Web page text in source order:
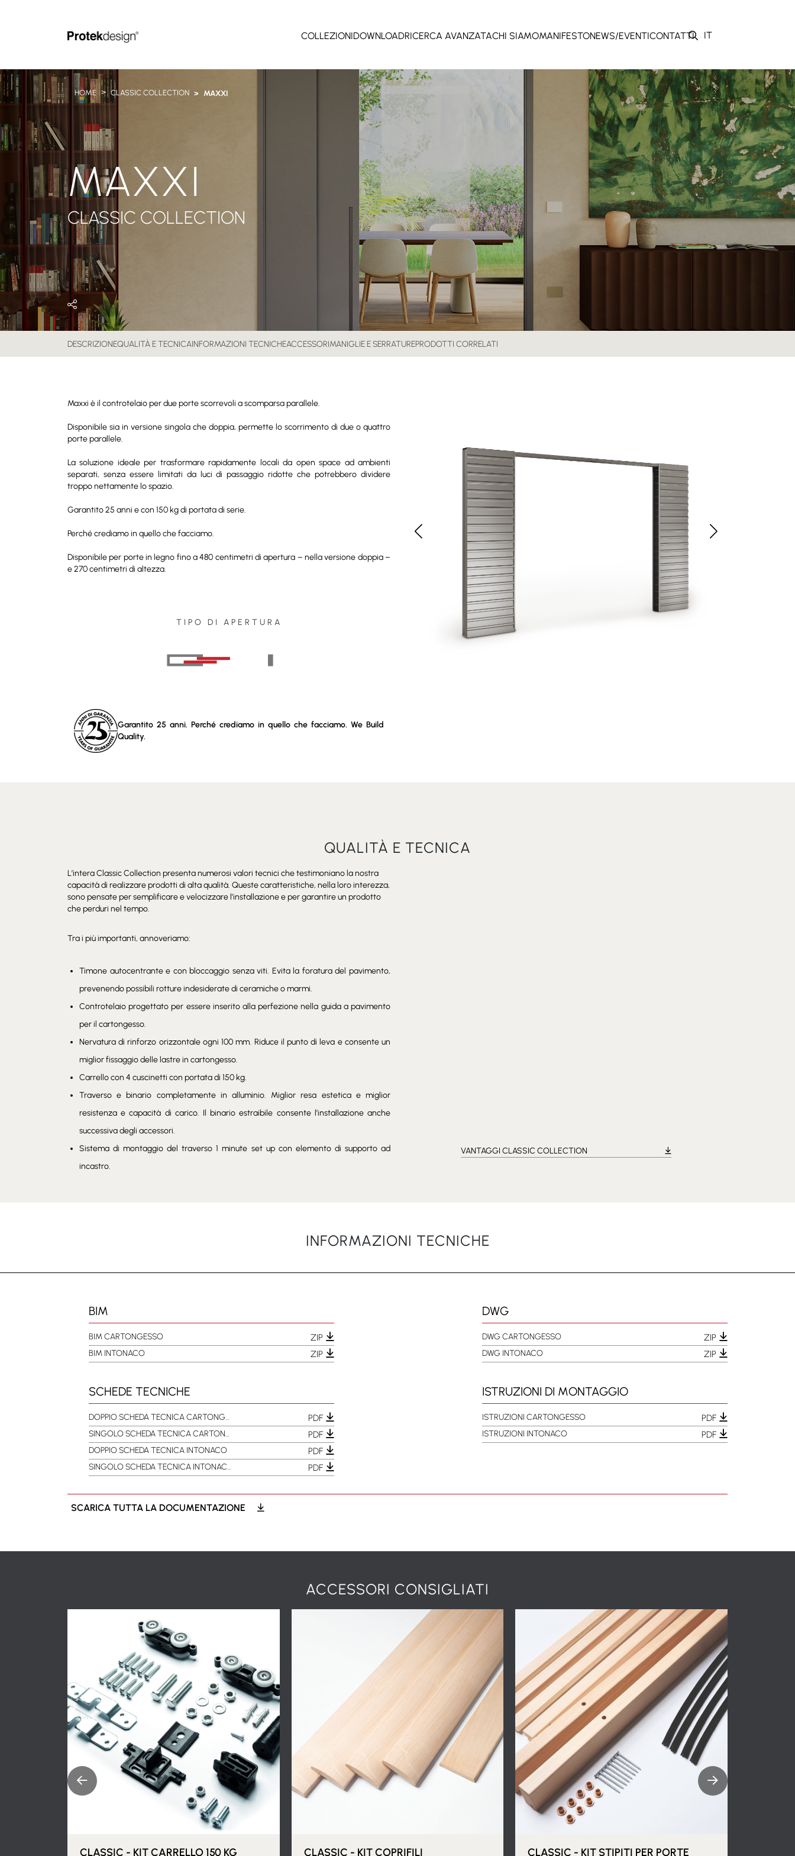
COLLEZIONIDOWNLOADRICERCA AVANZATACHI SIAMOMANIFESTONEWS/EVENTICONTATTI IT
HOME CLASSIC COLLECTION MAXXI
MAXXI
CLASSIC COLLECTION
DESCRIZIONEQUALITÀ E TECNICAINFORMAZIONI TECNICHEACCESSORIMANIGLIE E SERRATUREPRODOTTI CORRELATI
Maxxi è il controtelaio per due porte scorrevoli a scomparsa parallele.
Disponibile sia in versione singola che doppia, permette lo scorrimento di due o quattro
porte parallele.
La soluzione ideale per trasformare rapidamente locali da open space ad ambienti
separati, senza essere limitati da luci di passaggio ridotte che potrebbero dividere
troppo nettamente lo spazio.
Garantito 25 anni e con 150 kg di portata di serie.
Perché crediamo in quello che facciamo.
Disponibile per porte in legno fino a 480 centimetri di apertura – nella versione doppia –
e 270 centimetri di altezza.
TIPO DI APERTURA
Garantito 25 anni. Perché crediamo in quello che facciamo. We Build
Quality.
QUALITÀ E TECNICA
L’intera Classic Collection presenta numerosi valori tecnici che testimoniano la nostra
capacità di realizzare prodotti di alta qualità. Queste caratteristiche, nella loro interezza,
sono pensate per semplificare e velocizzare l’installazione e per garantire un prodotto
che perduri nel tempo.
Tra i più importanti, annoveriamo:
Timone autocentrante e con bloccaggio senza viti. Evita la foratura del pavimento,
prevenendo possibili rotture indesiderate di ceramiche o marmi.
Controtelaio progettato per essere inserito alla perfezione nella guida a pavimento
per il cartongesso.
Nervatura di rinforzo orizzontale ogni 100 mm. Riduce il punto di leva e consente un
miglior fissaggio delle lastre in cartongesso.
Carrello con 4 cuscinetti con portata di 150 kg.
Traverso e binario completamente in alluminio. Miglior resa estetica e miglior
resistenza e capacità di carico. Il binario estraibile consente l’installazione anche
successiva degli accessori.
Sistema di montaggio del traverso 1 minute set up con elemento di supporto ad
incastro.
VANTAGGI CLASSIC COLLECTION
INFORMAZIONI TECNICHE
BIM
BIM CARTONGESSO ZIP
BIM INTONACO ZIP
DWG
DWG CARTONGESSO ZIP
DWG INTONACO ZIP
SCHEDE TECNICHE
DOPPIO SCHEDA TECNICA CARTONGESSO PDF
SINGOLO SCHEDA TECNICA CARTONGESSO PDF
DOPPIO SCHEDA TECNICA INTONACO PDF
SINGOLO SCHEDA TECNICA INTONACO PDF
ISTRUZIONI DI MONTAGGIO
ISTRUZIONI CARTONGESSO PDF
ISTRUZIONI INTONACO PDF
SCARICA TUTTA LA DOCUMENTAZIONE
ACCESSORI CONSIGLIATI
CLASSIC - KIT CARRELLO 150 KG CLASSIC - KIT COPRIFILI
CLASSIC - KIT STIPITI PER PORTE